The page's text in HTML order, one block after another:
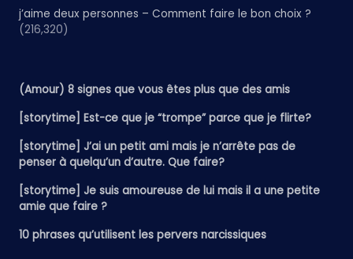
j’aime deux personnes – Comment faire le bon choix ?
(216,320)
(Amour) 8 signes que vous êtes plus que des amis
[storytime] Est-ce que je “trompe” parce que je flirte?
[storytime] J’ai un petit ami mais je n’arrête pas de
penser à quelqu’un d’autre. Que faire?
[storytime] Je suis amoureuse de lui mais il a une petite
amie que faire ?
10 phrases qu’utilisent les pervers narcissiques